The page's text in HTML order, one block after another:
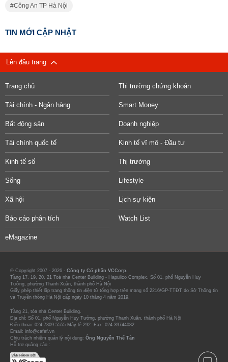
Công An TP Hà Nội
TIN MỚI CẬP NHẬT
Lên đầu trang
Trang chủ Thị trường chứng khoán
Tài chính - Ngân hàng Smart Money
Bất động sản Doanh nghiệp
Tài chính quốc tế Kinh tế vĩ mô - Đầu tư
Kinh tế số Thị trường
Sống Lifestyle
Xã hội Lịch sự kiện
Báo cáo phân tích Watch List
eMagazine
© Copyright 2007 - 2026 - Công ty Cổ phần VCCorp.
Tầng 17, 19, 20, 21 Toà nhà Center Building - Hapulico Complex, Số 01, phố Nguyễn Huy
Tưởng, phường Thanh Xuân, thành phố Hà Nội
Giấy phép thiết lập trang thông tin điện tử tổng hợp trên mạng số 2216/GP-TTĐT do Sở Thông tin
và Truyền thông Hà Nội cấp ngày 10 tháng 4 năm 2019.
Tầng 21, tòa nhà Center Building.
Địa chỉ: Số 01, phố Nguyễn Huy Tưởng, phường Thanh Xuân, thành phố Hà Nội
Điện thoại: 024 7309 5555 Máy lẻ 292. Fax: 024-39744082
Email: info@cafef.vn
Chịu trách nhiệm quản lý nội dung: Ông Nguyễn Thế Tân
Hỗ trợ quảng cáo :